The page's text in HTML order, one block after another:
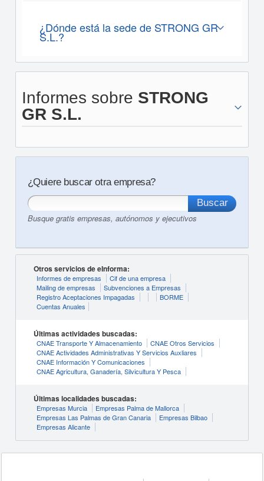
¿Dónde está la sede de STRONG GR
S.L.?
Informes sobre STRONG
GR S.L.
¿Quiere buscar otra empresa?
Busque gratis empresas, autónomos y ejecutivos
Otros servicios de eInforma:
Informes de empresas
Cif de una empresa
Mailing de empresas
Subvenciones a Empresas
Registro Aceptaciones Impagadas
BORME
Cuentas Anuales
Últimas actividades buscadas:
CNAE Transporte Y Almacenamiento
CNAE Otros Servicios
CNAE Actividades Administrativas Y Servicios Auxliares
CNAE Información Y Comunicaciones
CNAE Agricultura, Ganadería, Silvicultura Y Pesca
Últimas localidades buscadas:
Empresas Murcia
Empresas Palma de Mallorca
Empresas Las Palmas de Gran Canaria
Empresas Bilbao
Empresas Alicante